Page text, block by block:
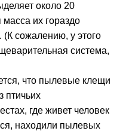
около 20
их гораздо
сожалению, у этого
система,
что пылевые клещи
птичьих
где живет человек
находили пылевых